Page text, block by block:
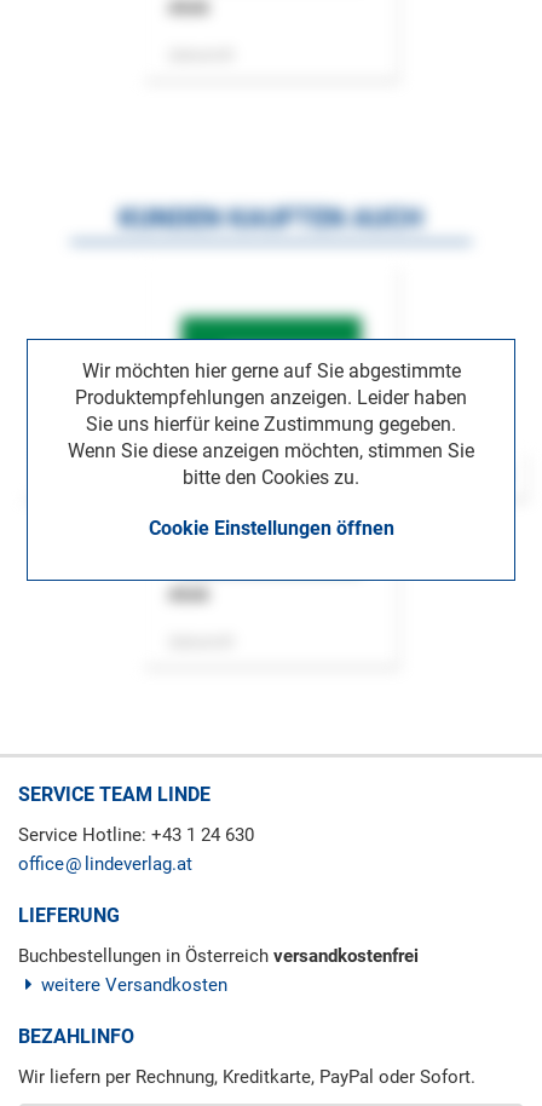
Wir möchten hier gerne auf Sie abgestimmte
Produktempfehlungen anzeigen. Leider haben
Sie uns hierfür keine Zustimmung gegeben.
Wenn Sie diese anzeigen möchten, stimmen Sie
bitte den Cookies zu.
Cookie Einstellungen öffnen
KUNDEN KAUFTEN AUCH
SERVICE TEAM LINDE
Service Hotline: +43 1 24 630
office
lindeverlag.at
LIEFERUNG
Buchbestellungen in Österreich versandkostenfrei
weitere Versandkosten
BEZAHLINFO
Wir liefern per Rechnung, Kreditkarte, PayPal oder Sofort.